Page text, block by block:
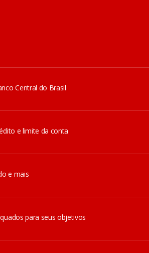
Central do Brasil
e limite da conta
e mais
para seus objetivos